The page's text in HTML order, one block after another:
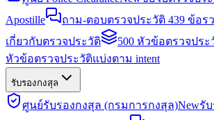
Apostille
ถาม-ตอบตรวจประวัติ 439 ข้อร
เกี่ยวกับตรวจประวัติ
500 หัวข้อตรวจปร
หัวข้อตรวจประวัติแบ่งตาม intent
รับรองกงสุล
ศูนย์รับรองกงสุล (กรมการกงสุล)Newรั